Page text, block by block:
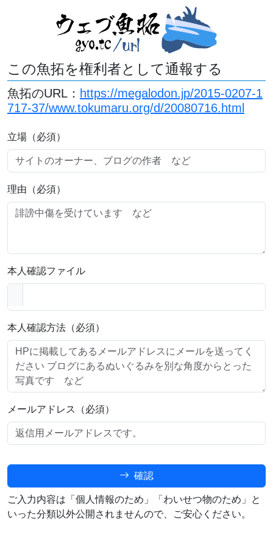
この魚拓を権利者として通報する
魚拓のURL： https://megalodon.jp/2015-0207-1
717-37/www.tokumaru.org/d/20080716.html
立場（必須）
理由（必須）
本人確認ファイル
本人確認方法（必須）
メールアドレス（必須）
確認
ご入力内容は「個人情報のため」「わいせつ物のため」と
いった分類以外公開されませんので、ご安心ください。